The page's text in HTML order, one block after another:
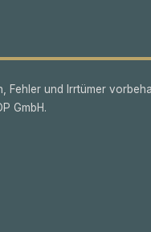
Fehler und Irrtümer
GmbH.